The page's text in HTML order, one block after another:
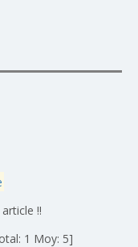
!!
1 Moy: 5]